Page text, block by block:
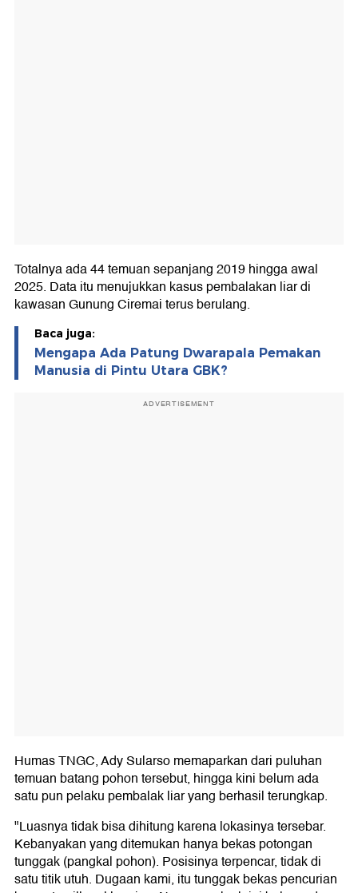
Totalnya ada 44 temuan sepanjang 2019 hingga awal
2025. Data itu menujukkan kasus pembalakan liar di
kawasan Gunung Ciremai terus berulang.
Baca juga:
Mengapa Ada Patung Dwarapala Pemakan
Manusia di Pintu Utara GBK?
ADVERTISEMENT
Humas TNGC, Ady Sularso memaparkan dari puluhan
temuan batang pohon tersebut, hingga kini belum ada
satu pun pelaku pembalak liar yang berhasil terungkap.
"Luasnya tidak bisa dihitung karena lokasinya tersebar.
Kebanyakan yang ditemukan hanya bekas potongan
tunggak (pangkal pohon). Posisinya terpencar, tidak di
satu titik utuh. Dugaan kami, itu tunggak bekas pencurian